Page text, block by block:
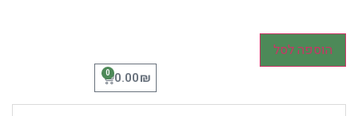
הוספה לסל
0.00₪
0